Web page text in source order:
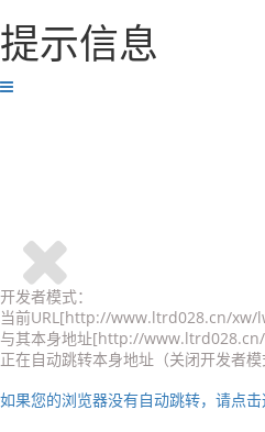
提示信息
开发者模式：
当前URL[http://www.ltrd028.cn/
与其本身地址[http://
正在自动跳转本身地址（关闭开发者模
如果您的浏览器没有自动跳转，请点击